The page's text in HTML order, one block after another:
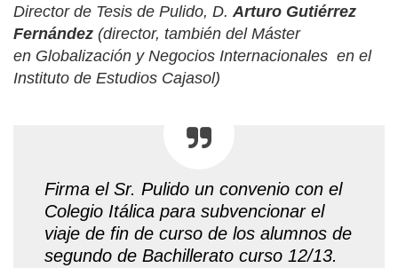
Director de Tesis de Pulido, D.Arturo Gutiérrez
Fernández (director, también del Máster
en Globalización y Negocios Internacionales en el
Instituto de Estudios Cajasol)
Firma el Sr. Pulido un convenio con el
Colegio Itálica para subvencionar el
viaje de fin de curso de los alumnos de
segundo de Bachillerato curso 12/13.